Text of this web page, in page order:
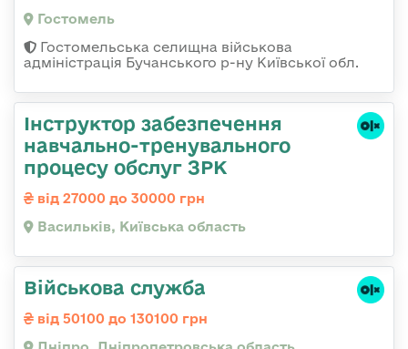
Гостомель
Гостомельська селищна військова
адміністрація Бучанського р-ну Київської обл.
Інструктор забезпечення
навчально-тренувального
процесу обслуг ЗРК
від 27000 до 30000 грн
Васильків, Київська область
Військова служба
від 50100 до 130100 грн